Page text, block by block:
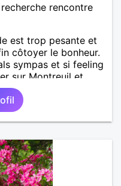
rencontre
est trop pesante et
côtoyer le bonheur.
sympas et si feeling
sur Montreuil et